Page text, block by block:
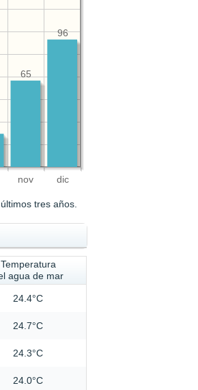
nov dic
96
65
tres años.
Temperatura
agua de mar
24.4°C
24.7°C
24.3°C
24.0°C